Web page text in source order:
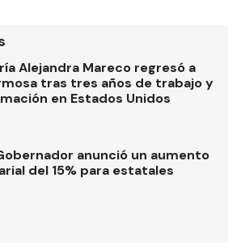
Alejandra Mareco regresó a
tras tres años de trabajo y
en Estados Unidos
anunció un aumento
del 15% para estatales